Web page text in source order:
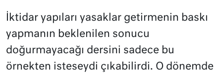
İktidar yapıları yasaklar getirmenin baskı
yapmanın beklenilen sonucu
doğurmayacağı dersini sadece bu
örnekten isteseydi çıkabilirdi. O dönemde